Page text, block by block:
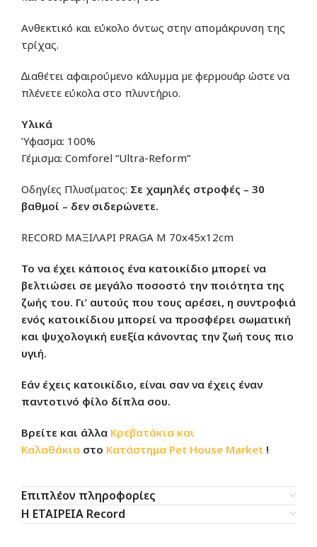
Ανθεκτικό και εύκολο όντως στην αποµάκρυνση της
τρίχας.
∆ιαθέτει αφαιρούµενο κάλυµµα µε φερµουάρ ώστε να
πλένετε εύκολα στο πλυντήριο.
Υλικά
Ύφασµα: 100%
Γέµισµα: Comforel “Ultra-Reform”
Οδηγίες Πλυσίµατος: Σε χαµηλές στροφές – 30
βαθμοί – δεν σιδερώνετε.
RECORD ΜΑΞΙΛΑΡΙ PRAGA M 70x45x12cm
Το να έχει κάποιος ένα κατοικίδιο μπορεί να
βελτιώσει σε μεγάλο ποσοστό την ποιότητα της
ζωής του. Γι’ αυτούς που τους αρέσει, η συντροφιά
ενός κατοικίδιου μπορεί να προσφέρει σωματική
και ψυχολογική ευεξία κάνοντας την ζωή τους πιο
υγιή.
Εάν έχεις κατοικίδιο, είναι σαν να έχεις έναν
παντοτινό φίλο δίπλα σου.
Βρείτε και άλλα Κρεβατάκια και
Καλαθάκια στο Κατάστημα Pet House Market !
Επιπλέον πληροφορίες
Η ΕΤΑΙΡΕΙΑ Record